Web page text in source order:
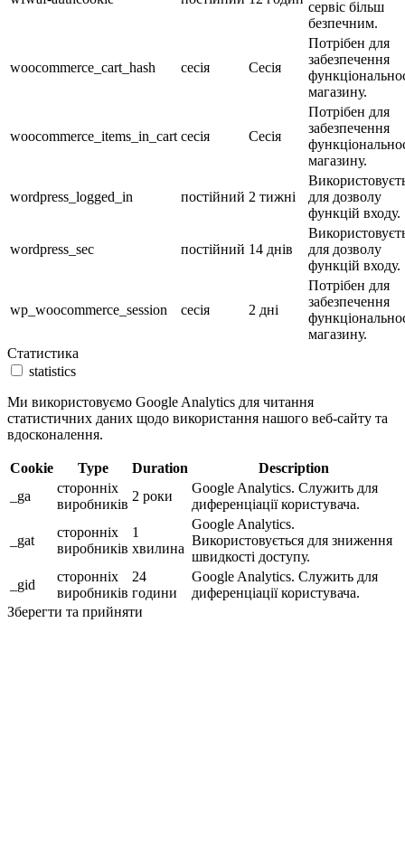
сервіс більш
безпечним.
woocommerce_cart_hash сесія Сесія
Потрібен для
забезпечення
магазину.
woocommerce_items_in_cart сесія Сесія
Потрібен для
забезпечення
магазину.
wordpress_logged_in постійний 2 тижні
для дозволу
функцій входу.
wordpress_sec постійний 14 днів
для дозволу
функцій входу.
wp_woocommerce_session сесія 2 дні
Потрібен для
забезпечення
магазину.
Статистика
statistics
Ми використовуємо Google Analytics для читання
статистичних даних щодо використання нашого веб-сайту та
вдосконалення.
Cookie Type Duration
Description
_ga
сторонніх
виробників
2 роки
Google Analytics. Служить для
диференціації користувача.
_gat
сторонніх
виробників
1
хвилина
Google Analytics.
Використовується для зниження
швидкості доступу.
_gid
сторонніх
виробників
24
години
Google Analytics. Служить для
диференціації користувача.
Зберегти та прийняти